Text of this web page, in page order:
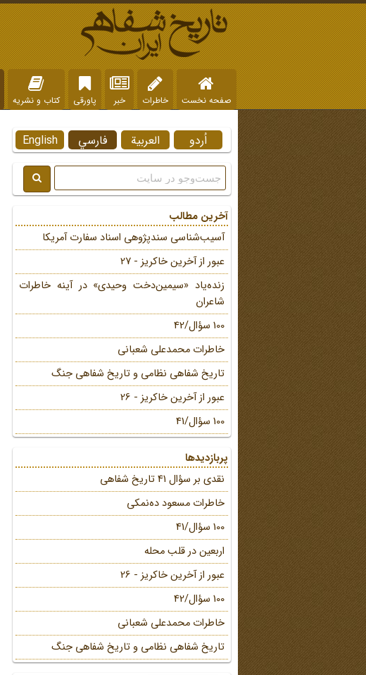
صفحه نخست خاطرات خبر پاورقی کتاب و نشریه
English فارسي العربية اُردو
آخرین مطالب
آسیب‌شناسی سندپژوهی اسناد سفارت آمریکا
عبور از آخرین خاکریز - 27
زنده‌یاد «سیمین‌دخت وحیدی» در آینه خاطرات
شاعران
100 سؤال/42
خاطرات محمد‌علی شعبانی
تاریخ شفاهی نظامی و تاریخ شفاهی جنگ
عبور از آخرین خاکریز - 26
100 سؤال/41
پربازدیدها
نقدی بر سؤال 41 تاریخ شفاهی
خاطرات مسعود ده‌نمکی
100 سؤال/41
اربعین در قلب محله
عبور از آخرین خاکریز - 26
100 سؤال/42
خاطرات محمد‌علی شعبانی
تاریخ شفاهی نظامی و تاریخ شفاهی جنگ